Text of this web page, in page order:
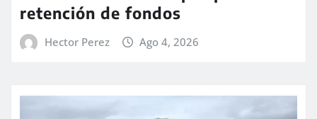
retención de fondos
Hector Perez Ago 4, 2026